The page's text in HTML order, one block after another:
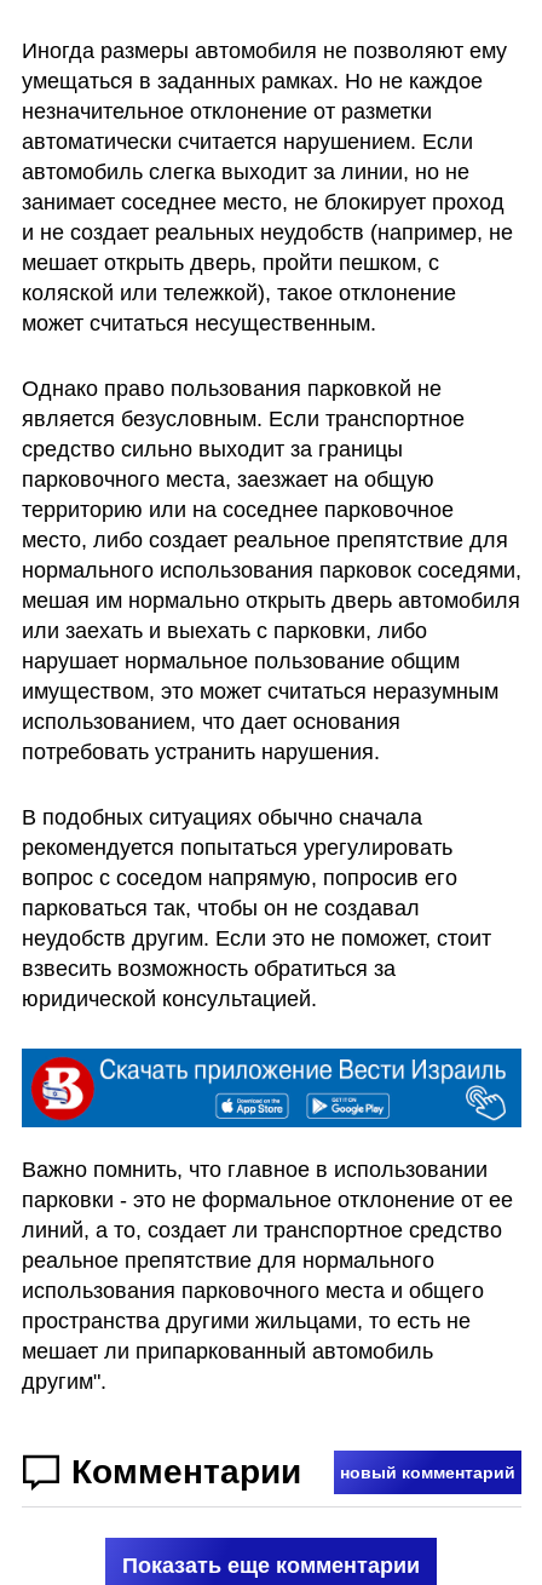
Иногда размеры автомобиля не позволяют ему
умещаться в заданных рамках. Но не каждое
незначительное отклонение от разметки
автоматически считается нарушением. Если
автомобиль слегка выходит за линии, но не
занимает соседнее место, не блокирует проход
и не создает реальных неудобств (например, не
мешает открыть дверь, пройти пешком, с
коляской или тележкой), такое отклонение
может считаться несущественным.
Однако право пользования парковкой не
является безусловным. Если транспортное
средство сильно выходит за границы
парковочного места, заезжает на общую
территорию или на соседнее парковочное
место, либо создает реальное препятствие для
нормального использования парковок соседями,
мешая им нормально открыть дверь автомобиля
или заехать и выехать с парковки, либо
нарушает нормальное пользование общим
имуществом, это может считаться неразумным
использованием, что дает основания
потребовать устранить нарушения.
В подобных ситуациях обычно сначала
рекомендуется попытаться урегулировать
вопрос с соседом напрямую, попросив его
парковаться так, чтобы он не создавал
неудобств другим. Если это не поможет, стоит
взвесить возможность обратиться за
юридической консультацией.
Важно помнить, что главное в использовании
парковки - это не формальное отклонение от ее
линий, а то, создает ли транспортное средство
реальное препятствие для нормального
использования парковочного места и общего
пространства другими жильцами, то есть не
мешает ли припаркованный автомобиль
другим".
Комментарии новый комментарий
Показать еще комментарии